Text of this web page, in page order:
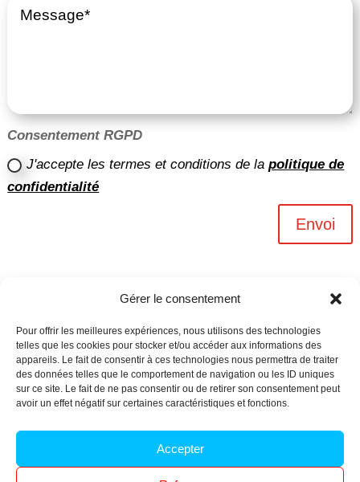
Gérer le consentement
Pour offrir les meilleures expériences, nous utilisons des technologies
telles que les cookies pour stocker et/ou accéder aux informations des
appareils. Le fait de consentir à ces technologies nous permettra de traiter
des données telles que le comportement de navigation ou les ID uniques
sur ce site. Le fait de ne pas consentir ou de retirer son consentement peut
avoir un effet négatif sur certaines caractéristiques et fonctions.
Accepter
Consentement RGPD
J'accepte les termes et conditions de lapolitique de
confidentialité
Envoi
Archives n-6